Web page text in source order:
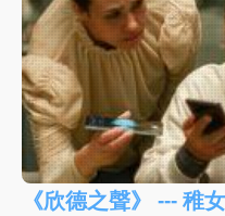
《欣德之聲》 --- 稚